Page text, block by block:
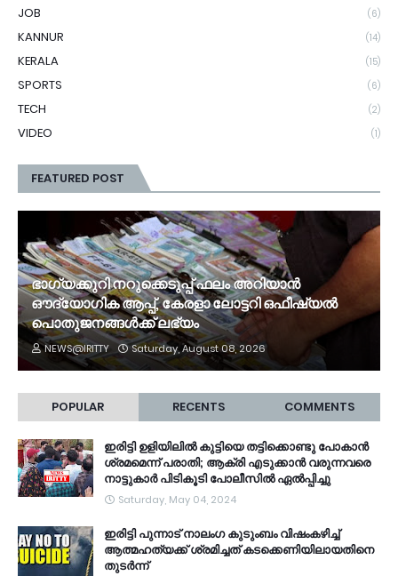
JOB (6)
KANNUR (14)
KERALA (15)
SPORTS (6)
TECH (2)
VIDEO (1)
FEATURED POST
ഭാഗ്യക്കുറി നറുക്കെടുപ്പ് ഫലം അറിയാൻ
ഔദ്യോഗിക ആപ്പ്, കേരളാ ലോട്ടറി ഒഫീഷ്യൽ
പൊതുജനങ്ങൾക്ക് ലഭ്യം
NEWS@IRITTY Saturday, August 08, 2026
POPULAR RECENTS COMMENTS
ഇരിട്ടി ഉളിയിലിൽ കുട്ടിയെ തട്ടിക്കൊണ്ടു പോകാൻ
ശ്രമമെന്ന് പരാതി; ആക്രി എടുക്കാൻ വരുന്നവരെ
നാട്ടുകാർ പിടികൂടി പോലീസിൽ ഏൽപ്പിച്ചു
Saturday, May 04, 2024
ഇരിട്ടി പുന്നാട് നാലംഗ കുടുംബം വിഷംകഴിച്ച്‌
ആത്മഹത്യക്ക് ശ്രമിച്ചത് കടക്കെണിയിലായതിനെ
തുടർന്ന്